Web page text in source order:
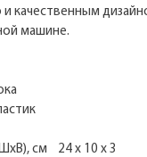
качественным
машине.
см 24 x 10 x 3